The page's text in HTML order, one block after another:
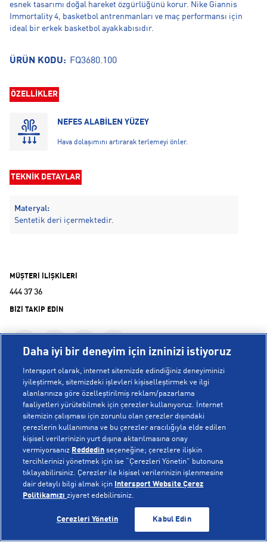
GELİNCE HABER VER
esnek tasarımı doğal hareket özgürlüğünü korur. Nike Giannis
Immortality 4, basketbol antrenmanları ve maç performansı için
ideal bir erkek basketbol ayakkabısıdır.
ÜRÜN KODU: FQ3680.100
ÖZELLİKLER
NEFES ALABİLEN YÜZEY
Hava dolaşımını artırarak terlemeyi önler.
TEKNİK DETAYLAR
Materyal:
Sentetik deri içermektedir.
GELİNCE HABER VER
MÜŞTERİ İLİŞKİLERİ
444 37 36
BİZİ TAKİP EDİN
KURUMSAL
Hakkımızda
Mağazalarımız
Bilgi Toplumu Hizmetleri
Gizlilik Politikası
İşlem Rehberi
Kampanyalar
YARDIM
Sipariş Takibi
İptal & İade
Sıkça Sorulan Sorular
Yetkili Servis Listesi
POPÜLER KOLEKSİYONLAR
Voleybol Milli Takım Formaları
New Balance 408
Daha iyi bir deneyim için izninizi istiyoruz
Intersport olarak, internet sitemizde edindiğiniz deneyiminizi
iyileştirmek, sitemizdeki işlevleri kişiselleştirmek ve ilgi
alanlarınıza göre özelleştirilmiş reklam/pazarlama
faaliyetleri yürütebilmek için çerezler kullanıyoruz. İnternet
sitemizin çalışması için zorunlu olan çerezler dışındaki
çerezlerin kullanımına ve bu çerezler aracılığıyla elde edilen
kişisel verilerinizin yurt dışına aktarılmasına onay
vermiyorsanız Reddedin seçeneğine; çerezlere ilişkin
tercihlerinizi yönetmek için ise “Çerezleri Yönetin” butonuna
tıklayabilirsiniz. Çerezler ile kişisel verilerinizin işlenmesine
dair detaylı bilgi almak için
Intersport Website Çerez
Politikamızıziyaret edebilirsiniz.
Çerezleri Yönetin Kabul Edin